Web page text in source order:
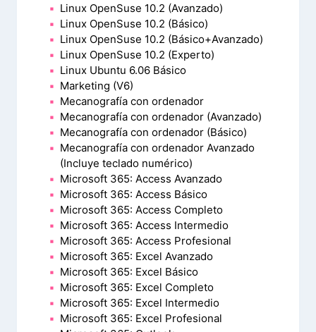
Linux OpenSuse 10.2 (Avanzado)
Linux OpenSuse 10.2 (Básico)
Linux OpenSuse 10.2 (Básico+Avanzado)
Linux OpenSuse 10.2 (Experto)
Linux Ubuntu 6.06 Básico
Marketing (V6)
Mecanografía con ordenador
Mecanografía con ordenador (Avanzado)
Mecanografía con ordenador (Básico)
Mecanografía con ordenador Avanzado
(Incluye teclado numérico)
Microsoft 365: Access Avanzado
Microsoft 365: Access Básico
Microsoft 365: Access Completo
Microsoft 365: Access Intermedio
Microsoft 365: Access Profesional
Microsoft 365: Excel Avanzado
Microsoft 365: Excel Básico
Microsoft 365: Excel Completo
Microsoft 365: Excel Intermedio
Microsoft 365: Excel Profesional